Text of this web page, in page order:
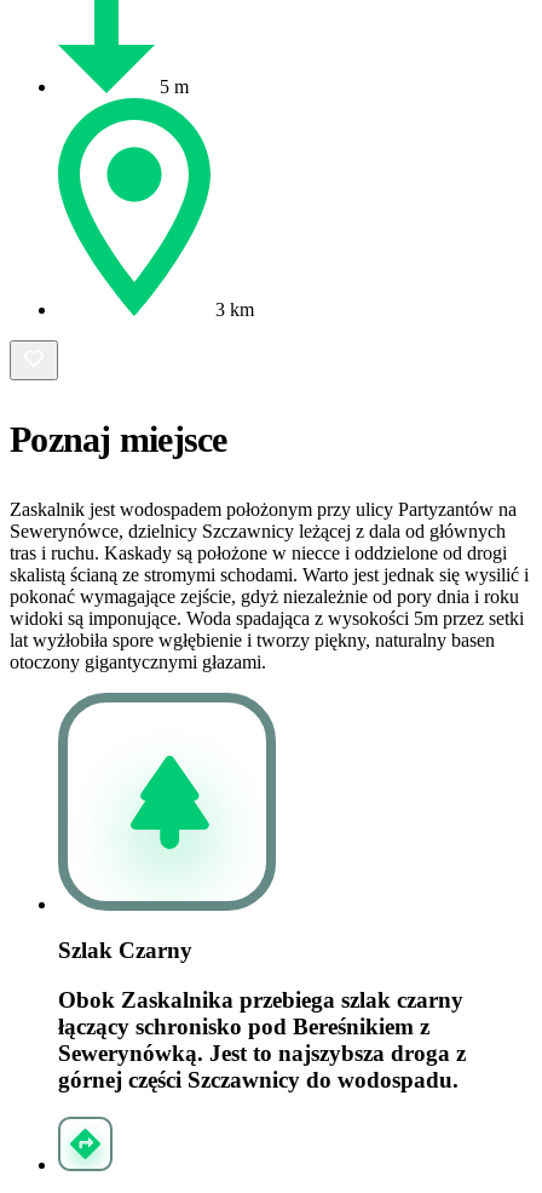
5 m
3 km
Poznaj miejsce
Zaskalnik jest wodospadem położonym przy ulicy Partyzantów na
Sewerynówce, dzielnicy Szczawnicy leżącej z dala od głównych
tras i ruchu. Kaskady są położone w niecce i oddzielone od drogi
skalistą ścianą ze stromymi schodami. Warto jest jednak się wysilić i
pokonać wymagające zejście, gdyż niezależnie od pory dnia i roku
widoki są imponujące. Woda spadająca z wysokości 5m przez setki
lat wyżłobiła spore wgłębienie i tworzy piękny, naturalny basen
otoczony gigantycznymi głazami.
Szlak Czarny
Obok Zaskalnika przebiega szlak czarny
łączący schronisko pod Bereśnikiem z
Sewerynówką. Jest to najszybsza droga z
górnej części Szczawnicy do wodospadu.